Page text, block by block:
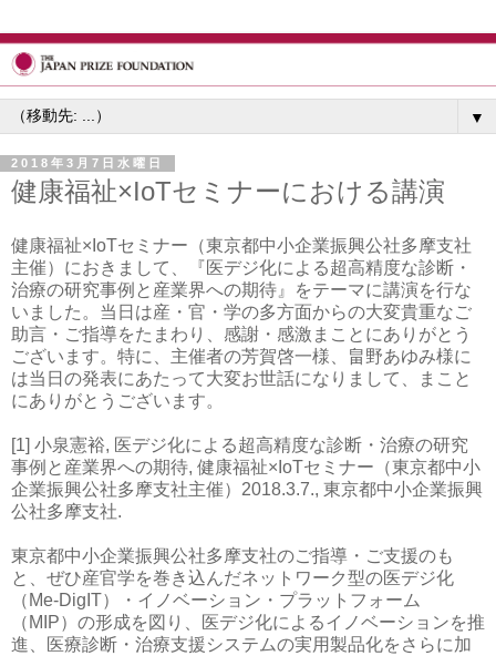
▼
2018年3月7日水曜日
健康福祉×IoTセミナーにおける講演
健康福祉×IoTセミナー（東京都中小企業振興公社多摩支社
主催）におきまして、『医デジ化による超高精度な診断・
治療の研究事例と産業界への期待』をテーマに講演を行な
いました。当日は産・官・学の多方面からの大変貴重なご
助言・ご指導をたまわり、感謝・感激まことにありがとう
ございます。特に、主催者の芳賀啓一様、畠野あゆみ様に
は当日の発表にあたって大変お世話になりまして、まこと
にありがとうございます。
[1] 小泉憲裕, 医デジ化による超高精度な診断・治療の研究
事例と産業界への期待, 健康福祉×IoTセミナー（東京都中小
企業振興公社多摩支社主催）2018.3.7., 東京都中小企業振興
公社多摩支社.
東京都中小企業振興公社多摩支社のご指導・ご支援のも
と、ぜひ産官学を巻き込んだネットワーク型の医デジ化
（Me-DigIT）・イノベーション・プラットフォーム
（MIP）の形成を図り、医デジ化によるイノベーションを推
進、医療診断・治療支援システムの実用製品化をさらに加